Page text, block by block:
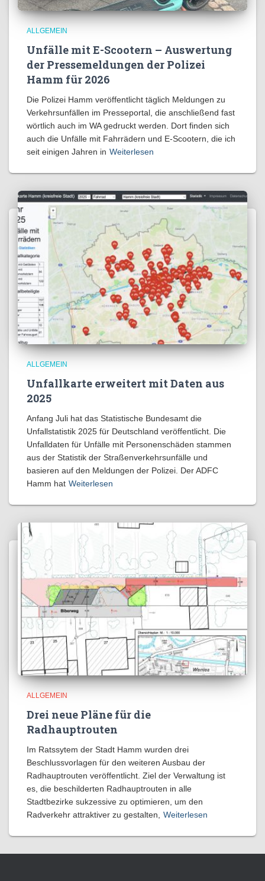
ALLGEMEIN
Unfälle mit E-Scootern – Auswertung
der Pressemeldungen der Polizei
Hamm für 2026
Die Polizei Hamm veröffentlicht täglich Meldungen zu
Verkehrsunfällen im Presseportal, die anschließend fast
wörtlich auch im WA gedruckt werden. Dort finden sich
auch die Unfälle mit Fahrrädern und E-Scootern, die ich
seit einigen Jahren in Weiterlesen
ALLGEMEIN
Unfallkarte erweitert mit Daten aus
2025
Anfang Juli hat das Statistische Bundesamt die
Unfallstatistik 2025 für Deutschland veröffentlicht. Die
Unfalldaten für Unfälle mit Personenschäden stammen
aus der Statistik der Straßenverkehrsunfälle und
basieren auf den Meldungen der Polizei. Der ADFC
Hamm hat Weiterlesen
ALLGEMEIN
Drei neue Pläne für die
Radhauptrouten
Im Ratssytem der Stadt Hamm wurden drei
Beschlussvorlagen für den weiteren Ausbau der
Radhauptrouten veröffentlicht. Ziel der Verwaltung ist
es, die beschilderten Radhauptrouten in alle
Stadtbezirke sukzessive zu optimieren, um den
Radverkehr attraktiver zu gestalten, Weiterlesen